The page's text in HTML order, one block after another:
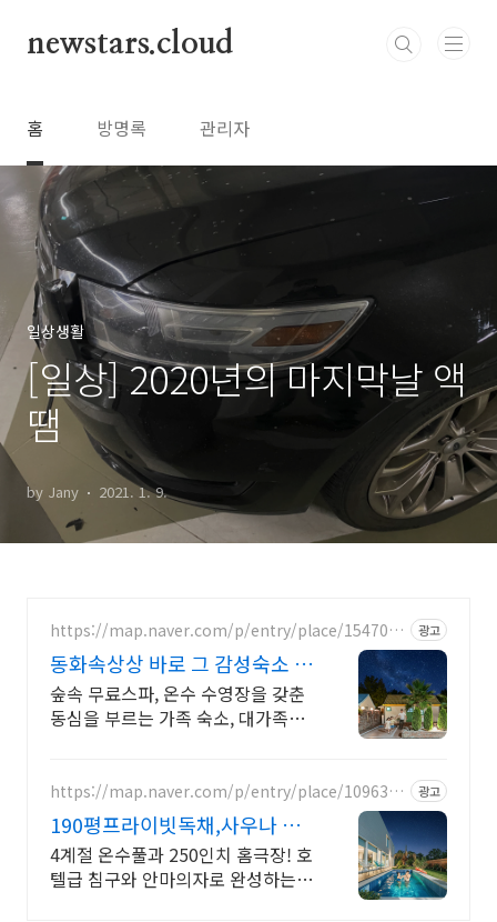
newstars.cloud
홈 방명록 관리자
일상생활
[일상] 2020년의 마지막날 액
땜
by Jany 2021. 1. 9.
https://map.naver.com/p/entry/place/1547035
광고
동화속상상 바로 그 감성숙소 제
주서쪽 오설록근처 완벽독채
숲속 무료스파, 온수 수영장을 갖춘
동심을 부르는 가족 숙소, 대가족환
품 풀 세트 제공, 청결
https://map.naver.com/p/entry/place/1096378
광고
190평프라이빗독채,사우나 예
쁜 4계절 온수수영장 힐링
4계절 온수풀과 250인치 홈극장! 호
텔급 침구와 안마의자로 완성하는